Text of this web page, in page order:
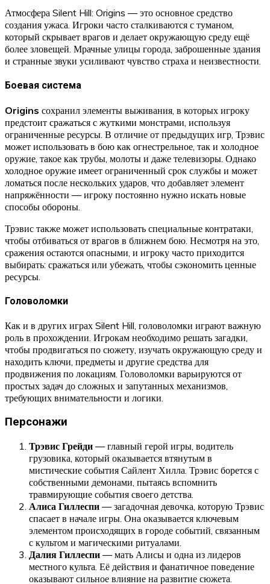
Атмосфера Silent Hill: Origins — это основное средство
создания ужаса. Игроки часто сталкиваются с туманом,
который скрывает врагов и делает окружающую среду ещё
более зловещей. Мрачные улицы города, заброшенные здания
и странные звуки усиливают чувство страха и неизвестности.
Боевая система
Origins сохранил элементы выживания, в которых игроку
предстоит сражаться с жуткими монстрами, используя
ограниченные ресурсы. В отличие от предыдущих игр, Трэвис
может использовать в бою как огнестрельное, так и холодное
оружие, такое как трубы, молоты и даже телевизоры. Однако
холодное оружие имеет ограниченный срок службы и может
ломаться после нескольких ударов, что добавляет элемент
напряжённости — игроку постоянно нужно искать новые
способы обороны.
Трэвис также может использовать специальные контратаки,
чтобы отбиваться от врагов в ближнем бою. Несмотря на это,
сражения остаются опасными, и игроку часто приходится
выбирать: сражаться или убежать, чтобы сэкономить ценные
ресурсы.
Головоломки
Как и в других играх Silent Hill, головоломки играют важную
роль в прохождении. Игрокам необходимо решать загадки,
чтобы продвигаться по сюжету, изучать окружающую среду и
находить ключи, предметы и другие средства для
продвижения по локациям. Головоломки варьируются от
простых задач до сложных и запутанных механизмов,
требующих внимательности и логики.
Персонажи
Трэвис Грейди — главный герой игры, водитель
грузовика, который оказывается втянутым в
мистические события Сайлент Хилла. Трэвис борется с
собственными демонами, пытаясь вспомнить
травмирующие события своего детства.
Алиса Гиллеспи — загадочная девочка, которую Трэвис
спасает в начале игры. Она оказывается ключевым
элементом происходящих в городе событий, связанным
с культом и магическими ритуалами.
Далия Гиллеспи — мать Алисы и одна из лидеров
местного культа. Её действия и фанатичное поведение
оказывают сильное влияние на развитие сюжета.